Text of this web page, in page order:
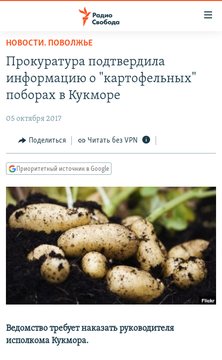
упрощенного
доступа
Вернуться
основному
Вернутся
Вернутся
поиску
ПОДКАСТЫ
АВТОРСКИЕ ПРОЕКТЫ
МНЕНИЯ
КУЛЬТУРА
КАВКАЗ.РЕАЛИИ
СЕВЕР.РЕАЛИИ
СИБИРЬ.РЕАЛИИ
РАСПИСАНИЕ ВЕЩАНИЯ
ПОДПИШИТЕСЬ НА РАССЫЛКУ
СОЦИАЛЬНЫЕ СЕТИ
Все сайты РСЕ/РС
НОВОСТИ. ПОВОЛЖЬЕ
Прокуратура подтвердила
информацию о "картофельных"
поборах в Кукморе
05 октября 2017
Поделиться Читать без VPN
Приоритетный источник в Google
Ведомство требует наказать руководителя
исполкома Кукмора.